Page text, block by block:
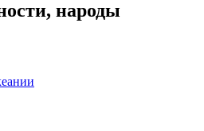
народы